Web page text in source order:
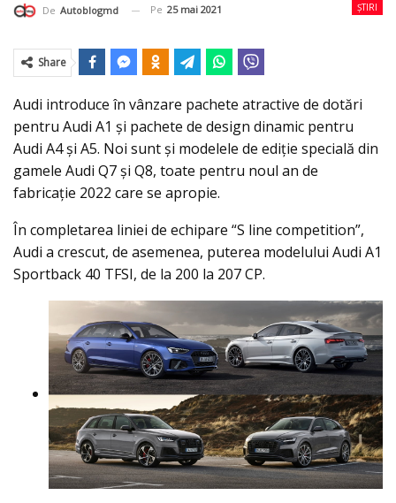
ȘTIRI
De Autoblogmd Pe 25 mai 2021
Share
Audi introduce în vânzare pachete atractive de dotări
pentru Audi A1 și pachete de design dinamic pentru
Audi A4 și A5. Noi sunt și modelele de ediție specială din
gamele Audi Q7 și Q8, toate pentru noul an de
fabricație 2022 care se apropie.
În completarea liniei de echipare “S line competition”,
Audi a crescut, de asemenea, puterea modelului Audi A1
Sportback 40 TFSI, de la 200 la 207 CP.